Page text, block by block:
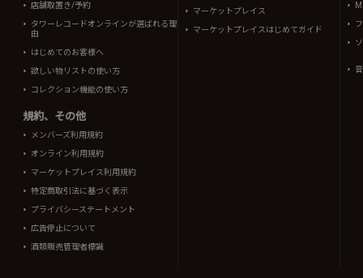
店舗取置き/予約
タワーレコードオンラインが選ばれる理
由
はじめてのお客様へ
欲しい物リストの使い方
コレクション機能の使い方
規約、その他
メンバーズ利用規約
オンライン利用規約
マーケットプレイス利用規約
特定商取引法に基づく表示
プライバシーステートメント
広告停止について
酒類販売管理者標識
マーケットプレイス
マーケットプレイスはじめてガイド